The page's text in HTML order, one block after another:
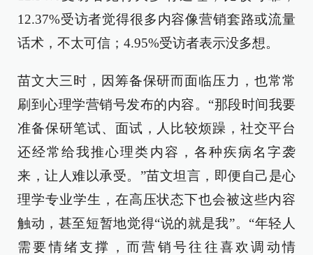
12.37%受访者觉得很多内容像营销套路或流量
话术，不太可信；4.95%受访者表示没多想。
苗文大三时，因筹备保研而面临压力，也常常
刷到心理学营销号发布的内容。“那段时间我要
准备保研笔试、面试，人比较烦躁，社交平台
还经常给我推心理类内容，各种疾病名字袭
来，让人难以承受。”苗文坦言，即便自己是心
理学专业学生，在高压状态下也会被这些内容
触动，甚至短暂地觉得“说的就是我”。“年轻人
需要情绪支撑，而营销号往往喜欢调动情